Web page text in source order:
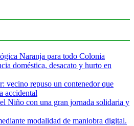
Naranja para todo Colonia
doméstica, desacato y hurto en
vecino repuso un contenedor que
accidental
Niño con una gran jornada solidaria y
modalidad de maniobra digital.